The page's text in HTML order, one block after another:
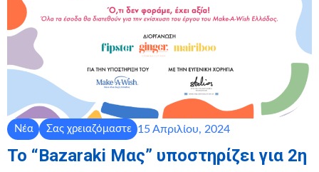
Νέα Σας χρειαζόμαστε 15 Απριλίου, 2024
To “Bazaraki Μας” υποστηρίζει για 2η